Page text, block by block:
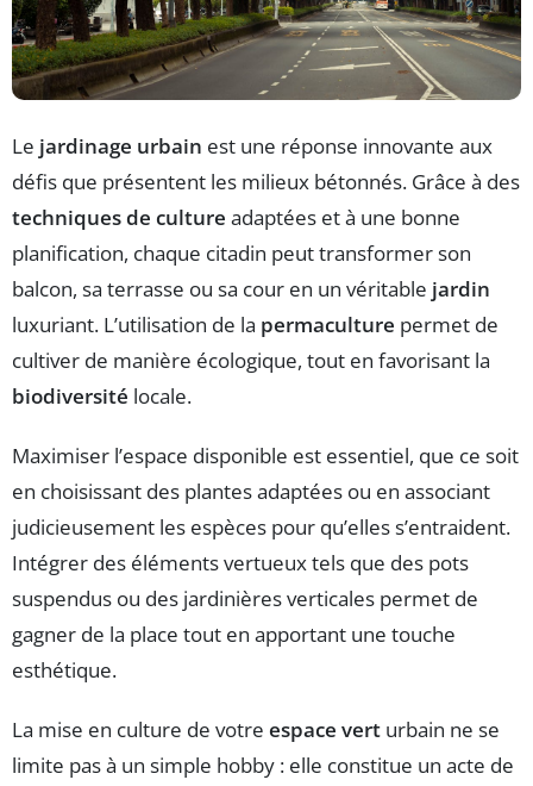
Le jardinage urbain est une réponse innovante aux
défis que présentent les milieux bétonnés. Grâce à des
techniques de culture adaptées et à une bonne
planification, chaque citadin peut transformer son
balcon, sa terrasse ou sa cour en un véritable jardin
luxuriant. L’utilisation de la permaculture permet de
cultiver de manière écologique, tout en favorisant la
biodiversité locale.
Maximiser l’espace disponible est essentiel, que ce soit
en choisissant des plantes adaptées ou en associant
judicieusement les espèces pour qu’elles s’entraident.
Intégrer des éléments vertueux tels que des pots
suspendus ou des jardinières verticales permet de
gagner de la place tout en apportant une touche
esthétique.
La mise en culture de votre espace vert urbain ne se
limite pas à un simple hobby : elle constitue un acte de